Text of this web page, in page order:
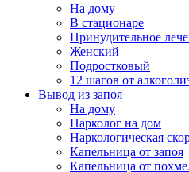
На дому
В стационаре
Принудительное
Женский
Подростковый
12 шагов от
Вывод из запоя
На дому
Нарколог на дом
Наркологическая
Капельница от запоя
Капельница от